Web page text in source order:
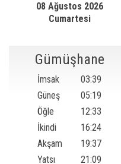
08 Ağustos 2026
Cumartesi
Gümüşhane
İmsak
03:39
Güneş
05:19
Öğle
12:33
İkindi
16:24
Akşam
19:37
Yatsı
21:09